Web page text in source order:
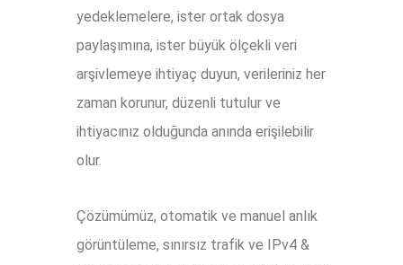
yedeklemelere, ister ortak dosya
paylaşımına, ister büyük ölçekli veri
arşivlemeye ihtiyaç duyun, verileriniz her
zaman korunur, düzenli tutulur ve
ihtiyacınız olduğunda anında erişilebilir
olur.
Çözümümüz, otomatik ve manuel anlık
görüntüleme, sınırsız trafik ve IPv4 &